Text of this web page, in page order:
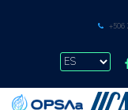
+506